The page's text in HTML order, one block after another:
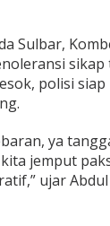
Sulbar,
polisi
ya
jemput
ujar